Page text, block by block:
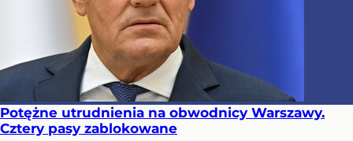
Potężne utrudnienia na obwodnicy Warszawy.
Cztery pasy zablokowane